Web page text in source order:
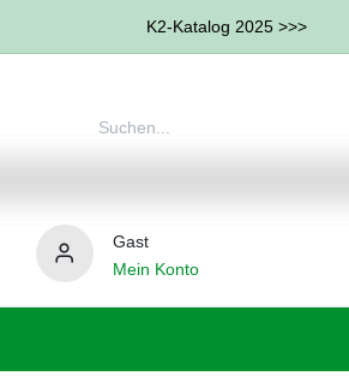
K2-Katalog 2025 >>>
Gast
Mein Konto